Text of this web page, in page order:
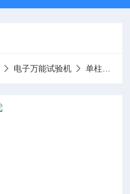
电子万能试验机 单柱式电子万能试验机